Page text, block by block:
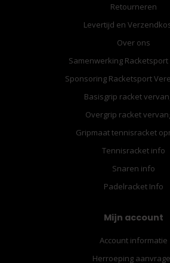
Retourneren
Levertijd en
Over ons
Samenwerking
Sponsoring Racketsport
Basisgrip racket
Overgrip racket
Gripmaat tennisracket
Tennisracket info
Snaren info
Padelracket Info
Mijn account
Account informatie
Herroeping